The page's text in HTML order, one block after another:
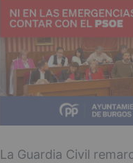
La Guardia Civil